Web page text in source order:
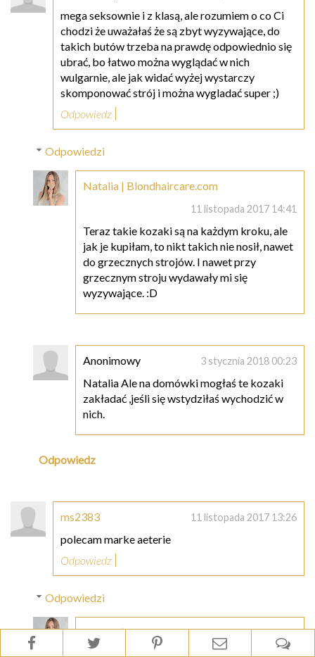
mega seksownie i z klasą, ale rozumiem o co Ci
chodzi że uważałaś że są zbyt wyzywające, do
takich butów trzeba na prawdę odpowiednio się
ubrać, bo łatwo można wyglądać w nich
wulgarnie, ale jak widać wyżej wystarczy
skomponować strój i można wygladać super ;)
Odpowiedz
Odpowiedzi
Natalia | Blondhaircare.com
11 listopada 2017 14:41
Teraz takie kozaki są na każdym kroku, ale
jak je kupiłam, to nikt takich nie nosił, nawet
do grzecznych strojów. I nawet przy
grzecznym stroju wydawały mi się
wyzywające. :D
Anonimowy 3 stycznia 2018 00:23
Natalia Ale na domówki mogłaś te kozaki
zakładać ,jeśli się wstydziłaś wychodzić w
nich.
Odpowiedz
ms2383 11 listopada 2017 13:26
polecam marke aeterie
Odpowiedz
Odpowiedzi
Natalia | Blondhaircare.com